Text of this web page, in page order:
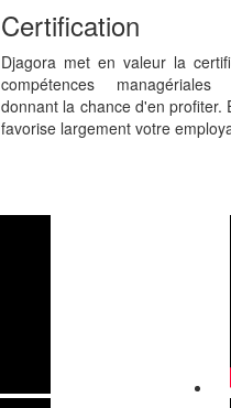
Certification
Djagora met en valeur la
compétences
donnant la chance d'en profiter.
favorise largement votre